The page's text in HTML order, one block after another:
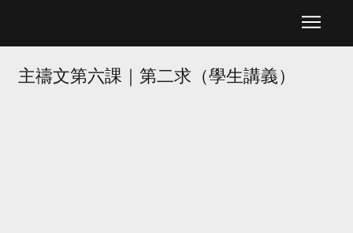
主禱文第六課｜第二求（學生講義）